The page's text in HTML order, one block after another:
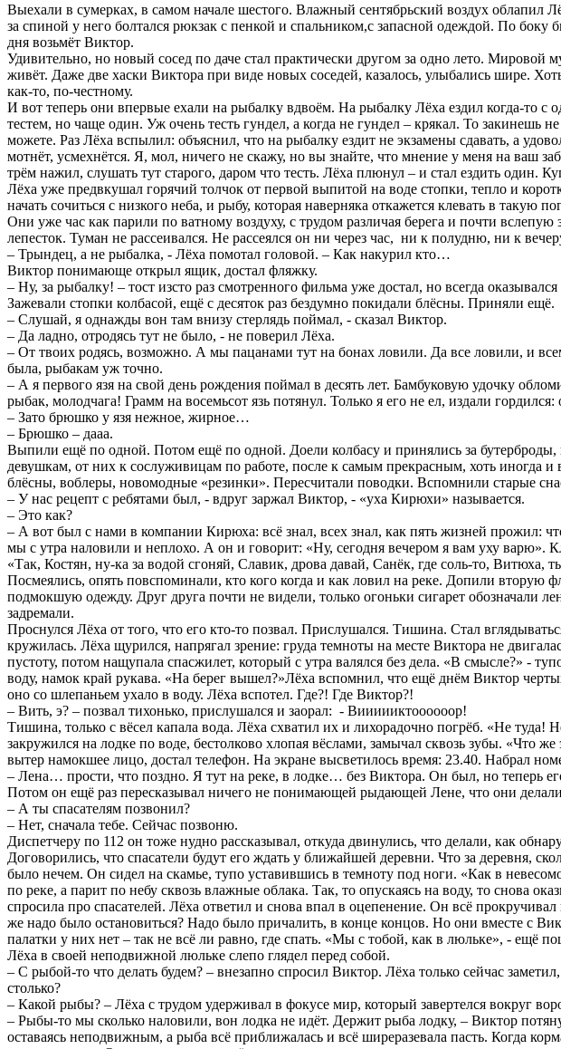
Выехали в сумерках, в самом начале шестого. Влажный сентябрьский воздух облапил
за спиной у него болтался рюкзак с пенкой и спальником,c запасной одеждой. По
дня возьмёт Виктор.
Удивительно, но новый сосед по даче стал практически другом за одно лето.
живёт. Даже две хаски Виктора при виде новых соседей, казалось, улыбались шире.
как-то, по-честному.
И вот теперь они впервые ехали на рыбалку вдвоём. На рыбалку Лёха ездил когда-то
тестем, но чаще один. Уж очень тесть гундел, а когда не гундел – крякал. То
можете. Раз Лёха вспылил: объяснил, что на рыбалку ездит не экзамены сдавать, а
мотнёт, усмехнётся. Я, мол, ничего не скажу, но вы знайте, что мнение у меня на ваш
трём нажил, слушать тут старого, даром что тесть. Лёха плюнул – и стал ездить один.
Лёха уже предвкушал горячий толчок от первой выпитой на воде стопки, тепло и
начать сочиться с низкого неба, и рыбу, которая наверняка откажется клевать в такую
Они уже час как парили по ватному воздуху, с трудом различая берега и почти
лепесток. Туман не рассеивался. Не рассеялся он ни через час, ни к полудню, ни к
– Трындец, а не рыбалка, - Лёха помотал головой. – Как накурил кто…
Виктор понимающе открыл ящик, достал фляжку.
– Ну, за рыбалку! – тост изсто раз смотренного фильма уже достал, но всегда
Зажевали стопки колбасой, ещё с десяток раз бездумно покидали блёсны. Приняли ещё.
– Слушай, я однажды вон там внизу стерлядь поймал, - сказал Виктор.
– Да ладно, отродясь тут не было, - не поверил Лёха.
– От твоих родясь, возможно. А мы пацанами тут на бонах ловили. Да все ловили, и
была, рыбакам уж точно.
– А я первого язя на свой день рождения поймал в десять лет. Бамбуковую удочку
рыбак, молодчага! Грамм на восемьсот язь потянул. Только я его не ел, издали
– Зато брюшко у язя нежное, жирное…
– Брюшко – дааа.
Выпили ещё по одной. Потом ещё по одной. Доели колбасу и принялись за
девушкам, от них к сослуживицам по работе, после к самым прекрасным, хоть
блёсны, воблеры, новомодные «резинки». Пересчитали поводки. Вспомнили старые
– У нас рецепт с ребятами был, - вдруг заржал Виктор, - «уха Кирюхи» называется.
– Это как?
– А вот был с нами в компании Кирюха: всё знал, всех знал, как пять жизней прожил:
мы с утра наловили и неплохо. А он и говорит: «Ну, сегодня вечером я вам уху варю».
«Так, Костян, ну-ка за водой сгоняй, Славик, дрова давай, Санёк, где соль-то, Витюха,
Посмеялись, опять повспоминали, кто кого когда и как ловил на реке. Допили вторую
подмокшую одежду. Друг друга почти не видели, только огоньки сигарет обозначали
задремали.
Проснулся Лёха от того, что его кто-то позвал. Прислушался. Тишина. Стал
кружилась. Лёха щурился, напрягал зрение: груда темноты на месте Виктора не
пустоту, потом нащупала спасжилет, который с утра валялся без дела. «В смысле?» -
воду, намок край рукава. «На берег вышел?»Лёха вспомнил, что ещё днём Виктор
оно со шлепаньем ухало в воду. Лёха вспотел. Где?! Где Виктор?!
– Вить, э? – позвал тихонько, прислушался и заорал: - Виииииктоооооор!
Тишина, только с вёсел капала вода. Лёха схватил их и лихорадочно погрёб. «Не туда!
закружился на лодке по воде, бестолково хлопая вёслами, замычал сквозь зубы. «Что
вытер намокшее лицо, достал телефон. На экране высветилось время: 23.40. Набрал
– Лена… прости, что поздно. Я тут на реке, в лодке… без Виктора. Он был, но теперь
Потом он ещё раз пересказывал ничего не понимающей рыдающей Лене, что они делали
– А ты спасателям позвонил?
– Нет, сначала тебе. Сейчас позвоню.
Диспетчеру по 112 он тоже нудно рассказывал, откуда двинулись, что делали, как
Договорились, что спасатели будут его ждать у ближайшей деревни. Что за деревня,
было нечем. Он сидел на скамье, тупо уставившись в темноту под ноги. «Как в
по реке, а парит по небу сквозь влажные облака. Так, то опускаясь на воду, то снова
спросила про спасателей. Лёха ответил и снова впал в оцепенение. Он всё
же надо было остановиться? Надо было причалить, в конце концов. Но они вместе с
палатки у них нет – так не всё ли равно, где спать. «Мы с тобой, как в люльке», - ещё
Лёха в своей неподвижной люльке слепо глядел перед собой.
– С рыбой-то что делать будем? – внезапно спросил Виктор. Лёха только сейчас
столько?
– Какой рыбы? – Лёха с трудом удерживал в фокусе мир, который завертелся вокруг
– Рыбы-то мы сколько наловили, вон лодка не идёт. Держит рыба лодку, – Виктор
оставаясь неподвижным, а рыба всё приближалась и всё ширеразевала пасть. Когда